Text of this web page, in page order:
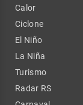
Calor
Ciclone
El Niño
La Niña
Turismo
Radar RS